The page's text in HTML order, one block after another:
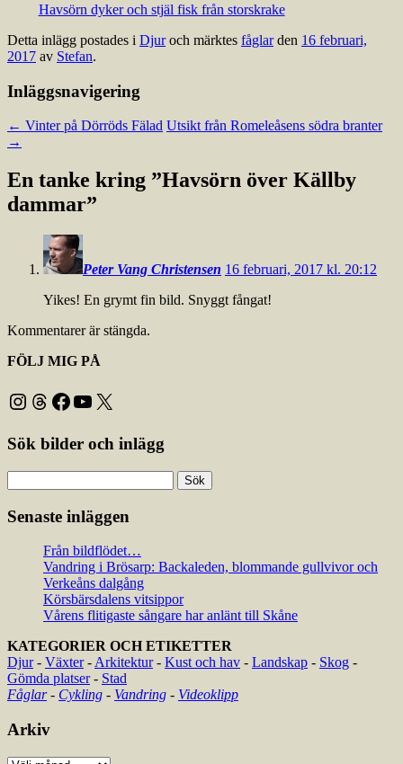
Havsörn dyker och stjäl fisk från storskrake
Detta inlägg postades i Djuroch märktes fåglarden 16 februari,
2017 av Stefan.
Inläggsnavigering
← Vinter på Dörröds Fälad Utsikt från Romeleåsens södra branter
→
En tanke kring ”Havsörn över Källby
dammar”
Peter Vang Christensen 16 februari, 2017 kl. 20:12
Yikes! En grymt fin bild. Snyggt fångat!
Kommentarer är stängda.
FÖLJ MIG PÅ
Instagram
Threads
Facebook
YouTube
X
Sök bilder och inlägg
efter:
Senaste inläggen
Från bildflödet…
Vandring i Brösarp: Backaleden, blommande gullvivor och
Verkeåns dalgång
Körsbärsdalens vitsippor
Vårens flitigaste sångare har anlänt till Skåne
KATEGORIER OCH ETIKETTER
Djur- Växter- Arkitektur- Kust och hav - Landskap - Skog -
Gömda platser- Stad
Fåglar- Cykling - Vandring - Videoklipp
Arkiv